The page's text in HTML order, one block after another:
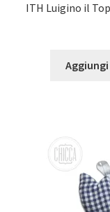
ITH Luigino il